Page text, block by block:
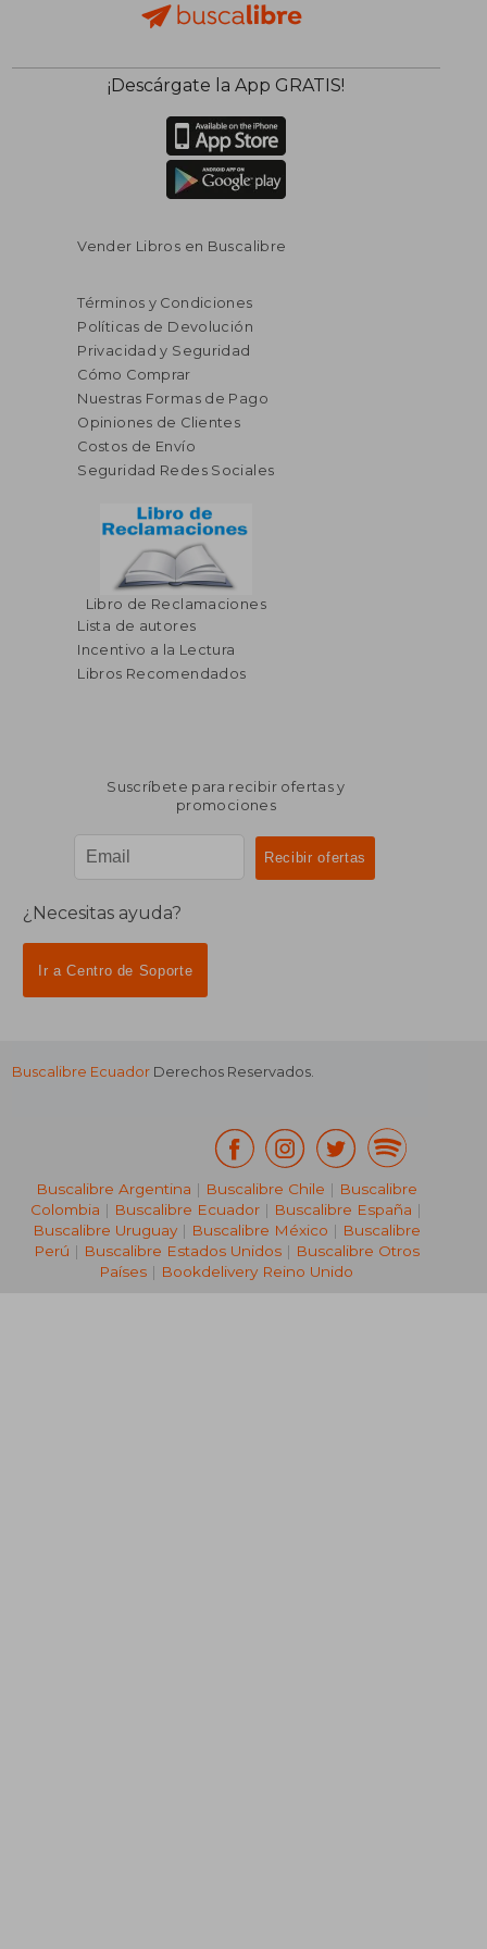
$ 36.85
$ 18.43
45%
dcto.
50%
dcto.
$ 43.05
$ 21.52
¡Descárgate la App GRATIS!
Vender Libros en Buscalibre
Términos y Condiciones
Políticas de Devolución
Privacidad y Seguridad
Cómo Comprar
Nuestras Formas de Pago
Opiniones de Clientes
Costos de Envío
Seguridad Redes Sociales
Libro de Reclamaciones
Lista de autores
Incentivo a la Lectura
Libros Recomendados
Suscríbete para recibir ofertas y
promociones
¿Necesitas ayuda?
Ir a Centro de Soporte
Buscalibre Ecuador Derechos Reservados.
Buscalibre Argentina | Buscalibre Chile | Buscalibre
Colombia | Buscalibre Ecuador | Buscalibre España |
Buscalibre Uruguay| Buscalibre México | Buscalibre
Perú | Buscalibre Estados Unidos| Buscalibre Otros
Países | Bookdelivery Reino Unido